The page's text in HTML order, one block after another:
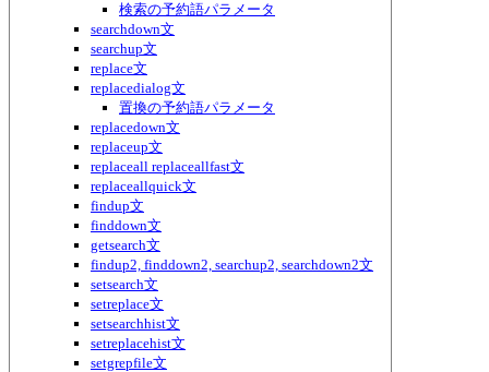
検索の予約語パラメータ
searchdown文
searchup文
replace文
replacedialog文
置換の予約語パラメータ
replacedown文
replaceup文
replaceall replaceallfast文
replaceallquick文
findup文
finddown文
getsearch文
findup2, finddown2, searchup2, searchdown2文
setsearch文
setreplace文
setsearchhist文
setreplacehist文
setgrepfile文